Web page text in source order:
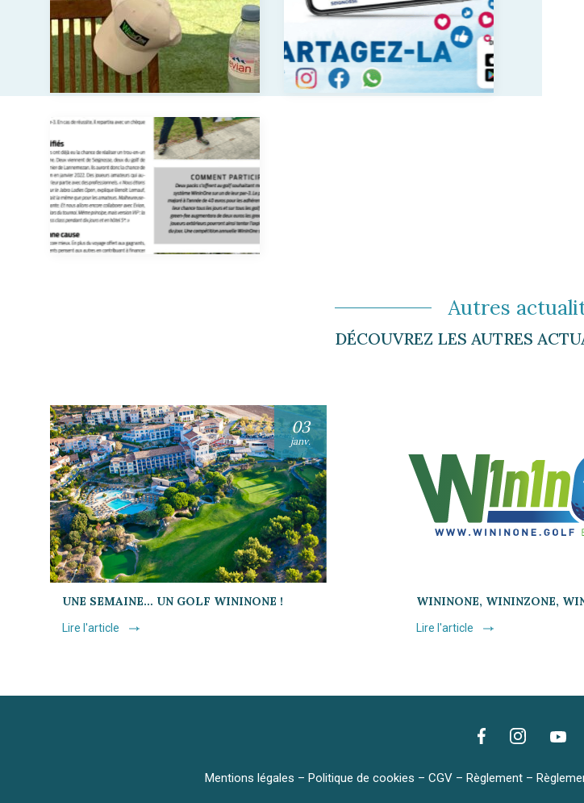
Autres
DÉCOUVREZ LES AUTRES
03
janv.
UNE SEMAINE… UN GOLF WININONE !
Lire l'article
WININONE, WININZONE,
Lire l'article
Mentions légales – Politique de cookies – CGV – Règlement –